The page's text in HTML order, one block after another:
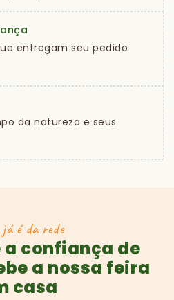
entregam seu pedido
da natureza e seus
já é da rede
a confiança de
a nossa feira
casa